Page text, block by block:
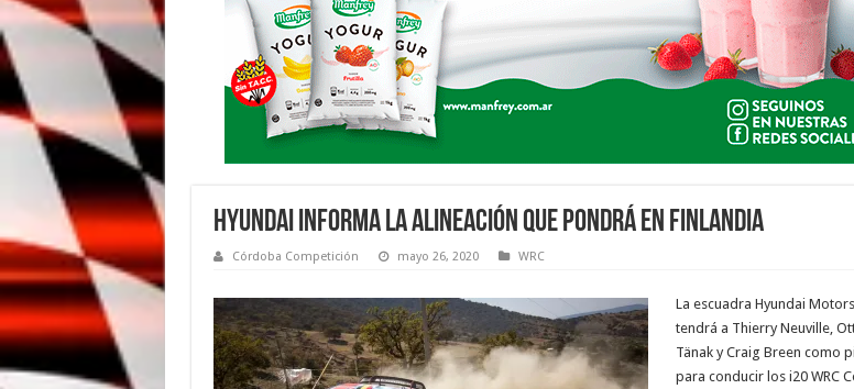
HYUNDAI INFORMA LA ALINEACIÓN QUE PONDRÁ EN FINLANDIA
Córdoba Competición mayo 26, 2020 WRC
La escuadra Hyundai
tendrá a Thierry Neuville,
Tänak y Craig Breen como
para conducir los i20 WRC